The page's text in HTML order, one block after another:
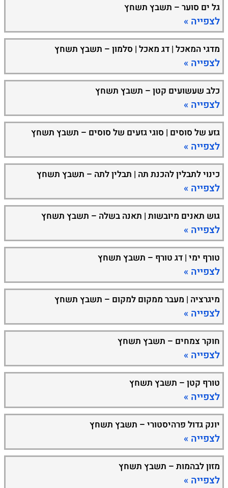
גל ים סוער – תשבץ תשחץ
לצפייה »
מדגי המאכל | דג מאכל | סלמון – תשבץ תשחץ
לצפייה »
כלב שעשועים קטן – תשבץ תשחץ
לצפייה »
גזע של סוסים | סוגי גזעים של סוסים – תשבץ תשחץ
לצפייה »
כינוי לתבלין להכנת תה | תבלין לתה – תשבץ תשחץ
לצפייה »
גוש תאנים מיובשות | תאנה בשלה – תשבץ תשחץ
לצפייה »
טורף ימי | דג טורף – תשבץ תשחץ
לצפייה »
מיגרציה | מעבר ממקום למקום – תשבץ תשחץ
לצפייה »
חוקר צמחים – תשבץ תשחץ
לצפייה »
טורף קטן – תשבץ תשחץ
לצפייה »
יונק גדול פרהיסטורי – תשבץ תשחץ
לצפייה »
מזון לבהמות – תשבץ תשחץ
לצפייה »